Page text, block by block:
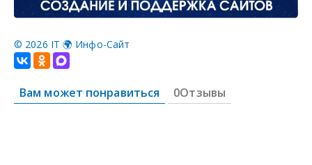
© 2026 IT 🌍 Инфо-Сайт
Вам может понравиться 0Отзывы